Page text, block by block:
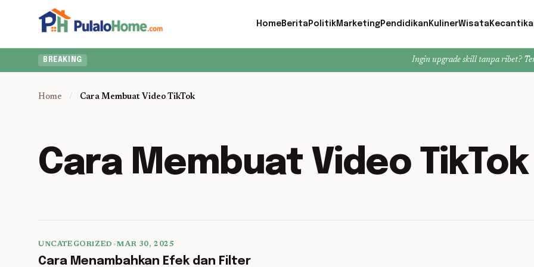
HomeBerita PolitikMarketingPendidikan KulinerWisata
BREAKING Ingin upgrade skill tanpa ribet? Temukan
Home / Cara Membuat Video TikTok
Cara Membuat Video TikTok
5 min read
UNCATEGORIZED •MAR 30, 2025
Cara Menambahkan Efek dan Filter